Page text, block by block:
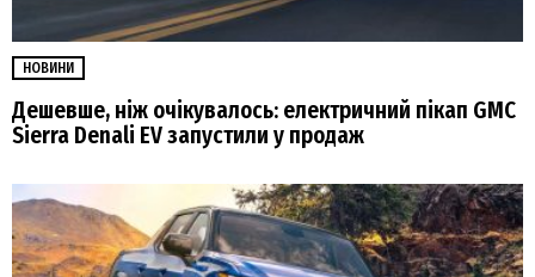
НОВИНИ
Дешевше, ніж очікувалось: електричний пікап GMC
Sierra Denali EV запустили у продаж